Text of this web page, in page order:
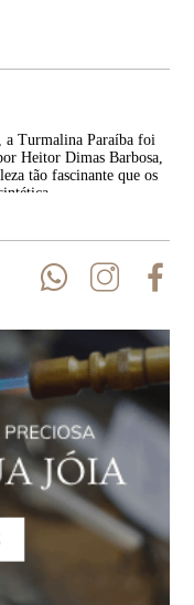
a Turmalina Paraíba foi
Heitor Dimas Barbosa,
tão fascinante que os